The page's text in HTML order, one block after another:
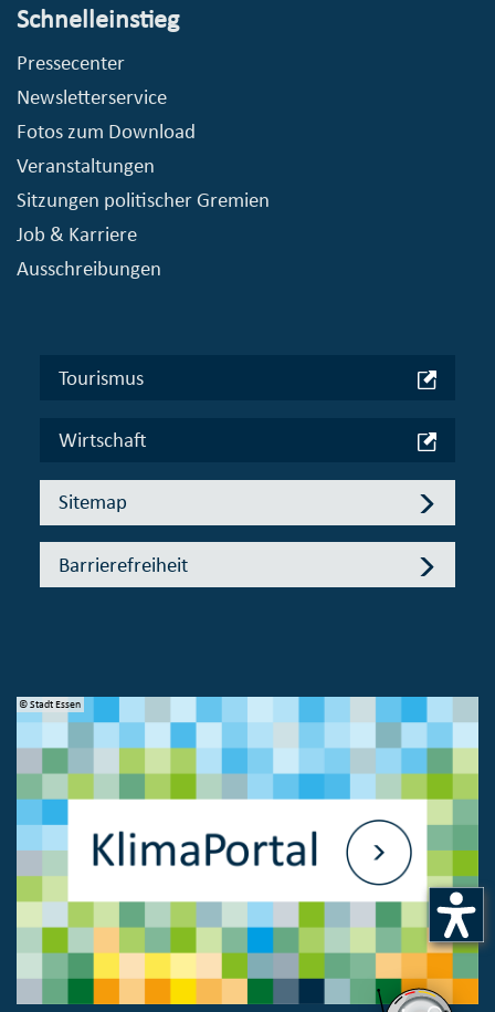
Schnelleinstieg
Pressecenter
Newsletterservice
Fotos zum Download
Veranstaltungen
Sitzungen politischer Gremien
Job & Karriere
Ausschreibungen
Tourismus
Wirtschaft
Sitemap
Barrierefreiheit
© Stadt Essen